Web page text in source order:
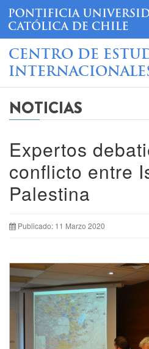
CENTRO DE
NOTICIAS
Expertos
conflicto entre
Palestina
Publicado: 11 Marzo 2020